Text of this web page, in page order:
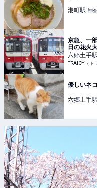
港町駅 神
京急、一
日の花火
六郷土手駅
TRAICY（ト
優しいネコ
六郷土手駅